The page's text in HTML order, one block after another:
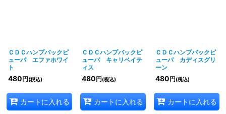
ＣＤＣハンプバックピ
ューパ エファホワイ
ト
480 円 (税込)
カートに入れる
ＣＤＣハンプバックピ
ューパ キャリベイテ
ィス
480 円 (税込)
カートに入れる
ＣＤＣハンプバックピ
ューパ カディスグリ
ーン
480 円 (税込)
カートに入れる